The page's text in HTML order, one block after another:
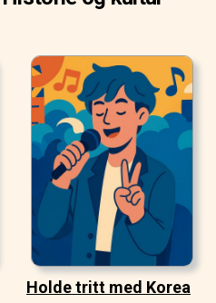
Holde tritt med Korea